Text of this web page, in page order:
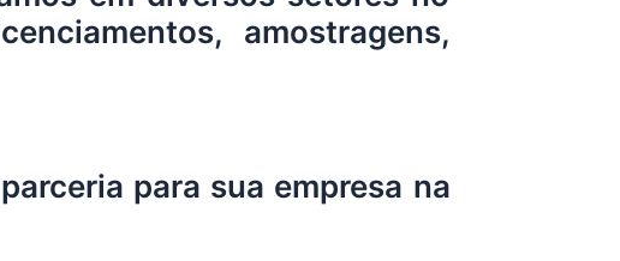
amostragens,
para sua empresa na